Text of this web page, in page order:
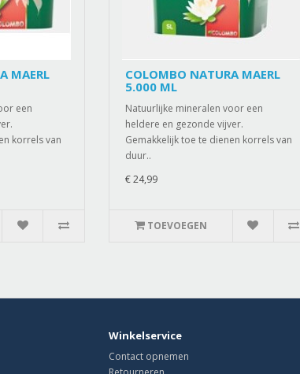
MAERL
een
korrels van
COLOMBO NATURA MAERL
5.000 ML
Natuurlijke mineralen voor een
heldere en gezonde vijver.
Gemakkelijk toe te dienen korrels van
duur..
€ 24,99
TOEVOEGEN
Winkelservice
Contact opnemen